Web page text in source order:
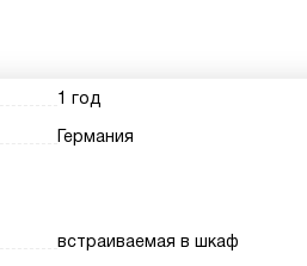
1 год
Германия
встраиваемая в шкаф